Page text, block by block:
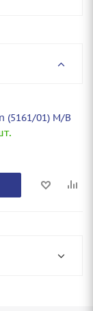
(5161/01) M/B